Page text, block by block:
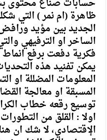
حسابات صناع محتوى
ظاهرة (ام نمر ) التي
الجديد بين مؤيد
الساخر او الترفيهي
فكرية دفعت برفع
يمكن تفنيد هذه
المعلومات المضللة او
المسبقة او معالجة
توسيع رقعه خطاب
اولا : القلق من
الإقتصادي، لا شك ان